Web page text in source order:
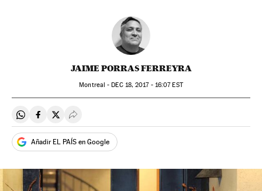
JAIME PORRAS FERREYRA
Montreal -DEC18, 2017 - 16:07EST
Compartir en Whatsapp
Compartir en Facebook
Compartir en Twitter
Desplegar Redes Sociales
Añadir EL PAÍS en Google